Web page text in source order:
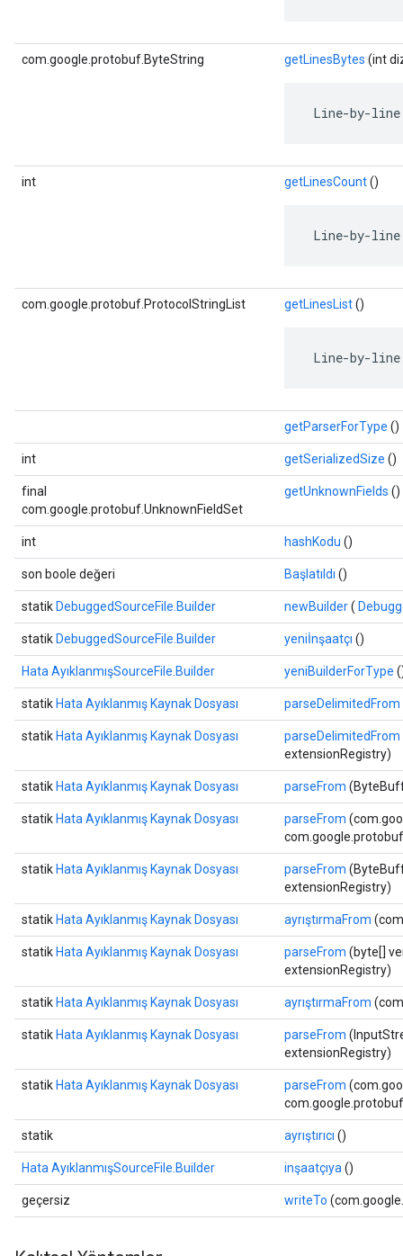
com.google.protobuf.ByteString getLinesBytes (int
Line-by-
int getLinesCount()
Line-by-
com.google.protobuf.ProtocolStringList getLinesList()
Line-by-
getParserForType ()
int getSerializedSize ()
final
com.google.protobuf.UnknownFieldSet
getUnknownFields ()
int hashKodu ()
son boole değeri Başlatıldı ()
statik DebuggedSourceFile.Builder newBuilder(
statik DebuggedSourceFile.Builder yeniİnşaatçı ()
Hata AyıklanmışSourceFile.Builder yeniBuilderForType
statik Hata Ayıklanmış Kaynak Dosyası parseDelimitedFrom
statik Hata Ayıklanmış Kaynak Dosyası parseDelimitedFrom
extensionRegistry)
statik Hata Ayıklanmış Kaynak Dosyası parseFrom
statik Hata Ayıklanmış Kaynak Dosyası parseFrom
statik Hata Ayıklanmış Kaynak Dosyası parseFrom
extensionRegistry)
statik Hata Ayıklanmış Kaynak Dosyası ayrıştırmaFrom
statik Hata Ayıklanmış Kaynak Dosyası parseFrom (byte[]
extensionRegistry)
statik Hata Ayıklanmış Kaynak Dosyası ayrıştırmaFrom
statik Hata Ayıklanmış Kaynak Dosyası parseFrom
extensionRegistry)
statik Hata Ayıklanmış Kaynak Dosyası parseFrom
statik ayrıştırıcı ()
Hata AyıklanmışSourceFile.Builder inşaatçıya ()
geçersiz writeTo